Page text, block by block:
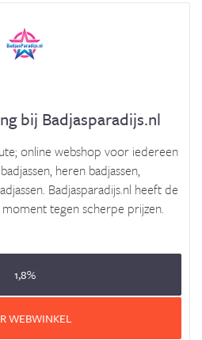
bij Badjasparadijs.nl
online webshop voor iedereen
heren badjassen,
Badjasparadijs.nl heeft de
tegen scherpe prijzen.
1,8%
WEBWINKEL